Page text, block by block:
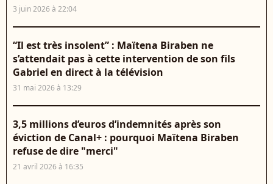
3 juin 2026 à 22:04
“Il est très insolent” : Maïtena Biraben ne
s’attendait pas à cette intervention de son fils
Gabriel en direct à la télévision
31 mai 2026 à 13:29
3,5 millions d’euros d’indemnités après son
éviction de Canal+ : pourquoi Maïtena Biraben
refuse de dire "merci"
21 avril 2026 à 16:35